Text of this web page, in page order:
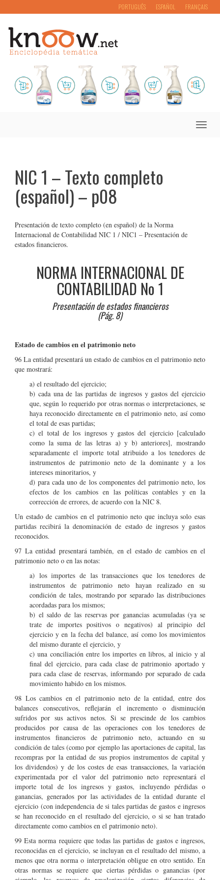
PORTUGUÊS ESPAÑOL FRANÇAIS
Toggle
NIC 1 – Texto completo
(español) – p08
Presentación de texto completo (en español) de la Norma
Internacional de Contabilidad NIC 1 / NIC1 – Presentación de
estados financieros.
NORMA INTERNACIONAL DE
CONTABILIDAD No 1
Presentación de estados financieros
(Pág. 8)
Estado de cambios en el patrimonio neto
96 La entidad presentará un estado de cambios en el patrimonio neto
que mostrará:
a) el resultado del ejercicio;
b) cada una de las partidas de ingresos y gastos del ejercicio
que, según lo requerido por otras normas o interpretaciones, se
haya reconocido directamente en el patrimonio neto, así como
el total de esas partidas;
c) el total de los ingresos y gastos del ejercicio [calculado
como la suma de las letras a) y b) anteriores], mostrando
separadamente el importe total atribuido a los tenedores de
instrumentos de patrimonio neto de la dominante y a los
intereses minoritarios, y
d) para cada uno de los componentes del patrimonio neto, los
efectos de los cambios en las políticas contables y en la
corrección de errores, de acuerdo con la NIC 8.
Un estado de cambios en el patrimonio neto que incluya solo esas
partidas recibirá la denominación de estado de ingresos y gastos
reconocidos.
97 La entidad presentará también, en el estado de cambios en el
patrimonio neto o en las notas:
a) los importes de las transacciones que los tenedores de
instrumentos de patrimonio neto hayan realizado en su
condición de tales, mostrando por separado las distribuciones
acordadas para los mismos;
b) el saldo de las reservas por ganancias acumuladas (ya se
trate de importes positivos o negativos) al principio del
ejercicio y en la fecha del balance, así como los movimientos
del mismo durante el ejercicio, y
c) una conciliación entre los importes en libros, al inicio y al
final del ejercicio, para cada clase de patrimonio aportado y
para cada clase de reservas, informando por separado de cada
movimiento habido en los mismos.
98 Los cambios en el patrimonio neto de la entidad, entre dos
balances consecutivos, reflejarán el incremento o disminución
sufridos por sus activos netos. Si se prescinde de los cambios
producidos por causa de las operaciones con los tenedores de
instrumentos financieros de patrimonio neto, actuando en su
condición de tales (como por ejemplo las aportaciones de capital, las
recompras por la entidad de sus propios instrumentos de capital y
los dividendos) y de los costes de esas transacciones, la variación
experimentada por el valor del patrimonio neto representará el
importe total de los ingresos y gastos, incluyendo pérdidas o
ganancias, generados por las actividades de la entidad durante el
ejercicio (con independencia de si tales partidas de gastos e ingresos
se han reconocido en el resultado del ejercicio, o si se han tratado
directamente como cambios en el patrimonio neto).
99 Esta norma requiere que todas las partidas de gastos e ingresos,
reconocidas en el ejercicio, se incluyan en el resultado del mismo, a
menos que otra norma o interpretación obligue en otro sentido. En
otras normas se requiere que ciertas pérdidas o ganancias (por